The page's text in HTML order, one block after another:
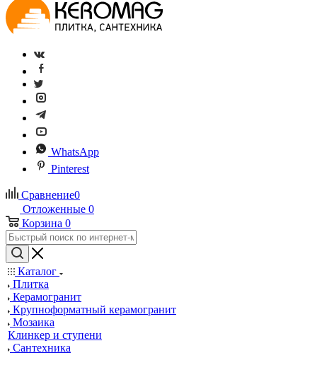
WhatsApp
Pinterest
Сравнение0
Отложенные 0
Корзина 0
Каталог
Плитка
Керамогранит
Крупноформатный керамогранит
Мозаика
Клинкер и ступени
Сантехника